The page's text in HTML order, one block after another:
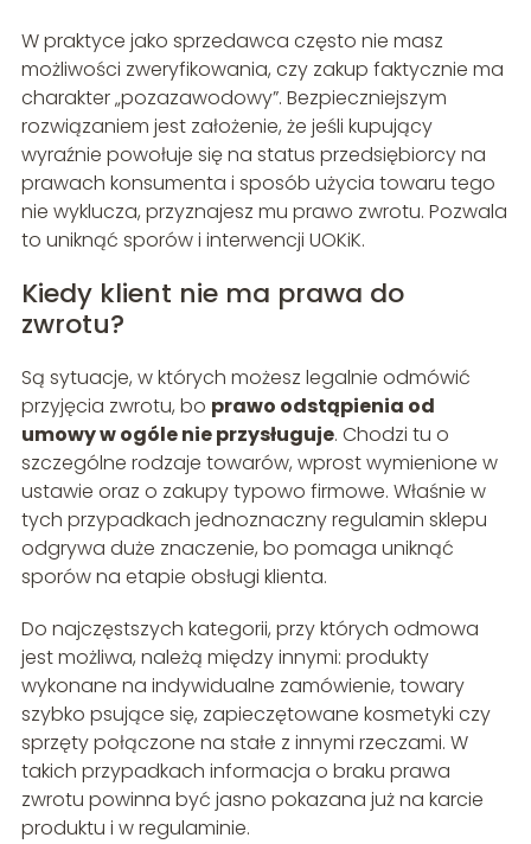
W praktyce jako sprzedawca często nie masz
możliwości zweryfikowania, czy zakup faktycznie ma
charakter „pozazawodowy”. Bezpieczniejszym
rozwiązaniem jest założenie, że jeśli kupujący
wyraźnie powołuje się na status przedsiębiorcy na
prawach konsumenta i sposób użycia towaru tego
nie wyklucza, przyznajesz mu prawo zwrotu. Pozwala
to uniknąć sporów i interwencji UOKiK.
Kiedy klient nie ma prawa do
zwrotu?
Są sytuacje, w których możesz legalnie odmówić
przyjęcia zwrotu, bo prawo odstąpienia od
umowy w ogóle nie przysługuje. Chodzi tu o
szczególne rodzaje towarów, wprost wymienione w
ustawie oraz o zakupy typowo firmowe. Właśnie w
tych przypadkach jednoznaczny regulamin sklepu
odgrywa duże znaczenie, bo pomaga uniknąć
sporów na etapie obsługi klienta.
Do najczęstszych kategorii, przy których odmowa
jest możliwa, należą między innymi: produkty
wykonane na indywidualne zamówienie, towary
szybko psujące się, zapieczętowane kosmetyki czy
sprzęty połączone na stałe z innymi rzeczami. W
takich przypadkach informacja o braku prawa
zwrotu powinna być jasno pokazana już na karcie
produktu i w regulaminie.